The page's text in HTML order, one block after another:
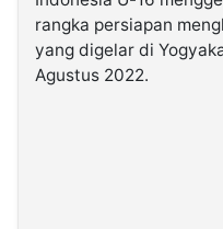
Kabarbaru.co
2026
rangka persiapan
yang digelar di
Agustus 2022.